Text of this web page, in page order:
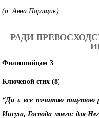
(п. Анна Паращак)
РАДИ
Филиппийцам 3
Ключевой стих (8)
“Да и все почитаю тщетою
Иисуса, Господа моего: для